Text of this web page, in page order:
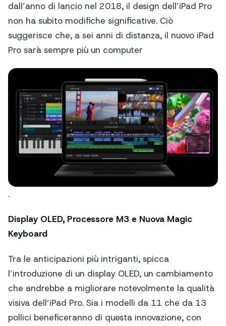
dall’anno di lancio nel 2018, il design dell’iPad Pro
non ha subito modifiche significative. Ciò
suggerisce che, a sei anni di distanza, il nuovo iPad
Pro sarà sempre più un computer
.
Display OLED, Processore M3 e Nuova Magic
Keyboard
Tra le anticipazioni più intriganti, spicca
l’introduzione di un display OLED, un cambiamento
che andrebbe a migliorare notevolmente la qualità
visiva dell’iPad Pro. Sia i modelli da 11 che da 13
pollici beneficeranno di questa innovazione, con